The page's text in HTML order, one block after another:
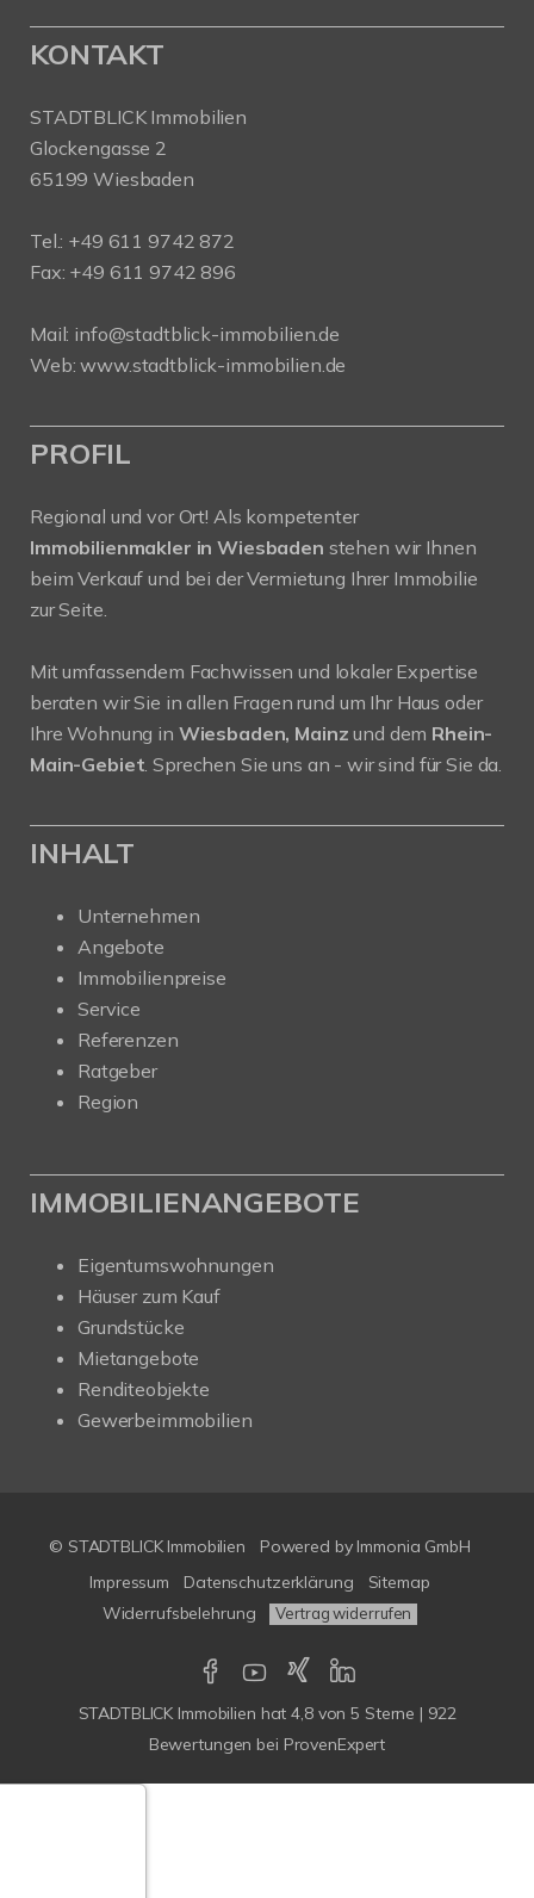
KONTAKT
STADTBLICK Immobilien
Glockengasse 2
65199 Wiesbaden
Tel.: +49 611 9742 872
Fax: +49 611 9742 896
Mail: info@stadtblick-immobilien.de
Web:www.stadtblick-immobilien.de
PROFIL
Regional und vor Ort! Als kompetenter
Immobilienmakler in Wiesbaden stehen wir Ihnen
beim Verkauf und bei der Vermietung Ihrer Immobilie
zur Seite.
Mit umfassendem Fachwissen und lokaler Expertise
beraten wir Sie in allen Fragen rund um Ihr Haus oder
Ihre Wohnung in Wiesbaden, Mainzund dem Rhein-
Main-Gebiet. Sprechen Sie uns an - wir sind für Sie da.
INHALT
Unternehmen
Angebote
Immobilienpreise
Service
Referenzen
Ratgeber
Region
IMMOBILIENANGEBOTE
Eigentumswohnungen
Häuser zum Kauf
Grundstücke
Mietangebote
Renditeobjekte
Gewerbeimmobilien
© STADTBLICK Immobilien Powered by Immonia GmbH
Impressum
Datenschutzerklärung
Sitemap
Widerrufsbelehrung
Vertrag widerrufen
STADTBLICK Immobilien hat4,8von5 Sterne | 922
Bewertungen bei ProvenExpert